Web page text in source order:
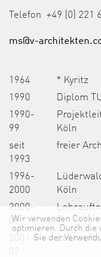
Telefon +49 (0) 221
ms@v-
1964
* Kyritz
1990
Diplom
1990-
99
Köln
seit
1993
freier
1996-
2000
Köln
2000-
08
2001-
07
Wir verwenden
optimieren. Durch die
Sie der